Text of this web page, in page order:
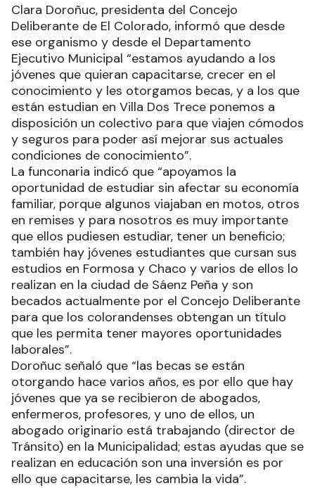
Clara Doroñuc, presidenta del Concejo
Deliberante de El Colorado, informó que desde
ese organismo y desde el Departamento
Ejecutivo Municipal “estamos ayudando a los
jóvenes que quieran capacitarse, crecer en el
conocimiento y les otorgamos becas, y a los que
están estudian en Villa Dos Trece ponemos a
disposición un colectivo para que viajen cómodos
y seguros para poder así mejorar sus actuales
condiciones de conocimiento”.
La funconaria indicó que “apoyamos la
oportunidad de estudiar sin afectar su economía
familiar, porque algunos viajaban en motos, otros
en remises y para nosotros es muy importante
que ellos pudiesen estudiar, tener un beneficio;
también hay jóvenes estudiantes que cursan sus
estudios en Formosa y Chaco y varios de ellos lo
realizan en la ciudad de Sáenz Peña y son
becados actualmente por el Concejo Deliberante
para que los colorandenses obtengan un título
que les permita tener mayores oportunidades
laborales”.
Doroñuc señaló que “las becas se están
otorgando hace varios años, es por ello que hay
jóvenes que ya se recibieron de abogados,
enfermeros, profesores, y uno de ellos, un
abogado originario está trabajando (director de
Tránsito) en la Municipalidad; estas ayudas que se
realizan en educación son una inversión es por
ello que capacitarse, les cambia la vida”.